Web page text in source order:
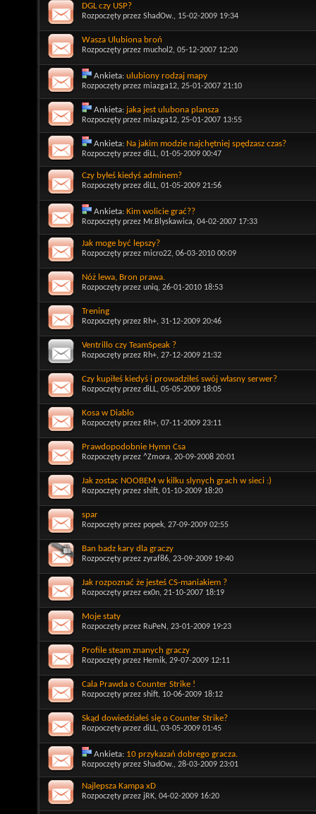
DGL czy USP?
Rozpoczęty przez ShadOw., 15-02-2009 19:34
Wasza Ulubiona broń
Rozpoczęty przez muchol2, 05-12-2007 12:20
Ankieta: ulubiony rodzaj mapy
Rozpoczęty przez miazga12, 25-01-2007 21:10
Ankieta: jaka jest ulubona plansza
Rozpoczęty przez miazga12, 25-01-2007 13:55
Ankieta: Na jakim modzie najchętniej spędzasz czas?
Rozpoczęty przez diLL, 01-05-2009 00:47
Czy byłeś kiedyś adminem?
Rozpoczęty przez diLL, 01-05-2009 21:56
Ankieta: Kim wolicie grać??
Rozpoczęty przez Mr.Blyskawica, 04-02-2007 17:33
Jak moge być lepszy?
Rozpoczęty przez micro22, 06-03-2010 00:09
Nóż lewa, Bron prawa.
Rozpoczęty przez uniq, 26-01-2010 18:53
Trening
Rozpoczęty przez Rh+, 31-12-2009 20:46
Ventrillo czy TeamSpeak ?
Rozpoczęty przez Rh+, 27-12-2009 21:32
Czy kupiłeś kiedyś i prowadziłeś swój własny serwer?
Rozpoczęty przez diLL, 05-05-2009 18:05
Kosa w Diablo
Rozpoczęty przez Rh+, 07-11-2009 23:11
Prawdopodobnie Hymn Csa
Rozpoczęty przez ^Zmora, 20-09-2008 20:01
Jak zostac NOOBEM w kilku slynych grach w sieci :)
Rozpoczęty przez shift, 01-10-2009 18:20
spar
Rozpoczęty przez popek, 27-09-2009 02:55
Ban badz kary dla graczy
Rozpoczęty przez zyraf86, 23-09-2009 19:40
Jak rozpoznać że jesteś CS-maniakiem ?
Rozpoczęty przez ex0n, 21-10-2007 18:19
Moje staty
Rozpoczęty przez RuPeN , 23-01-2009 19:23
Profile steam znanych graczy
Rozpoczęty przez Hemik, 29-07-2009 12:11
Cala Prawda o Counter Strike !
Rozpoczęty przez shift, 10-06-2009 18:12
Skąd dowiedziałeś się o Counter Strike?
Rozpoczęty przez diLL, 03-05-2009 01:45
Ankieta: 10 przykazań dobrego gracza.
Rozpoczęty przez ShadOw., 28-03-2009 23:01
Najlepsza Kampa xD
Rozpoczęty przez jRK, 04-02-2009 16:20